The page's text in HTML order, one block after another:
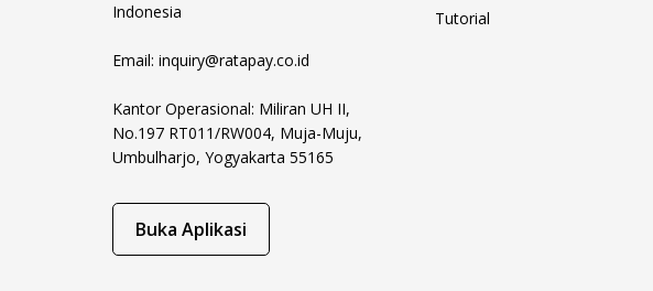
Indonesia
Email: inquiry@ratapay.co.id
Kantor Operasional: Miliran UH II,
No.197 RT011/RW004, Muja-Muju,
Umbulharjo, Yogyakarta 55165
Buka Aplikasi
Tutorial